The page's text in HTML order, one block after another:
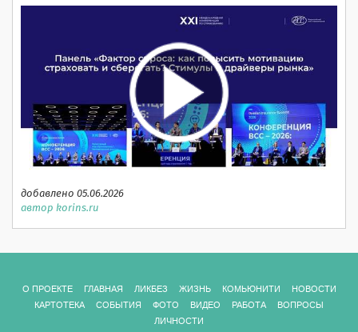
добавлено 05.06.2026
автор korins.ru
О ПРОЕКТЕ ГЛАВНАЯ ЛИКБЕЗ ЖИЗНЬ КОМЬЮНИТИ
НОВОСТИ
КАРТОТЕКА
СОБЫТИЯ ФОТО ВИДЕО РАБОТА
ВОПРОСЫ
ЛИЧНОСТИ